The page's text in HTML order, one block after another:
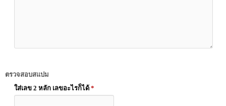
ตรวจสอบสแปม
ใส่เลข 2 หลัก เลขอะไรก็ได้ *